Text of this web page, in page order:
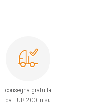
consegna gratuita
da EUR 200 in su